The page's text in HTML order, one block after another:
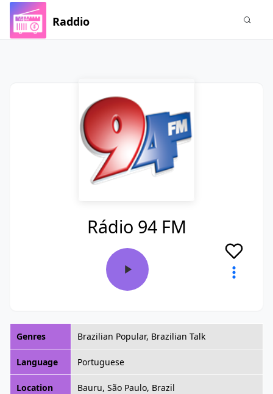
Raddio
Rádio 94 FM
Genres Brazilian Popular, Brazilian Talk
Language Portuguese
Location Bauru, São Paulo, Brazil